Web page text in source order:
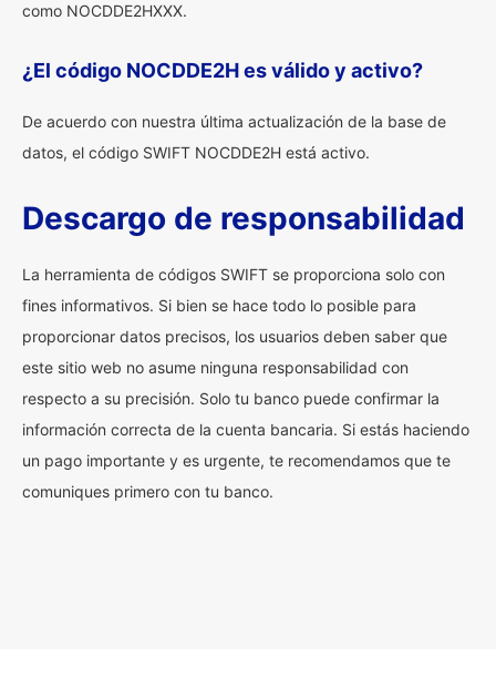
como NOCDDE2HXXX.
¿El código NOCDDE2H es válido y activo?
De acuerdo con nuestra última actualización de la base de
datos, el código SWIFT NOCDDE2H está activo.
Descargo de responsabilidad
La herramienta de códigos SWIFT se proporciona solo con
fines informativos. Si bien se hace todo lo posible para
proporcionar datos precisos, los usuarios deben saber que
este sitio web no asume ninguna responsabilidad con
respecto a su precisión. Solo tu banco puede confirmar la
información correcta de la cuenta bancaria. Si estás haciendo
un pago importante y es urgente, te recomendamos que te
comuniques primero con tu banco.